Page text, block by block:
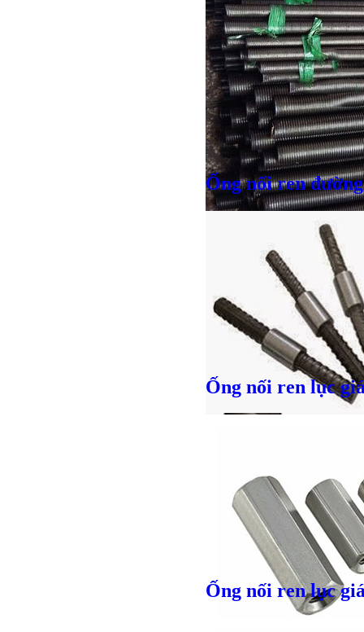
Bulong
VND
Ống nối ren
Ống nối ren lục
Ống nối ren lục